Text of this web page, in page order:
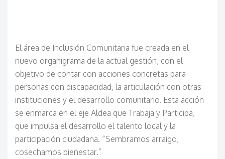
El área de Inclusión Comunitaria fue creada en el
nuevo organigrama de la actual gestión, con el
objetivo de contar con acciones concretas para
personas con discapacidad, la articulación con otras
instituciones y el desarrollo comunitario. Esta acción
se enmarca en el eje Aldea que Trabaja y Participa,
que impulsa el desarrollo el talento local y la
participación ciudadana. “Sembramos arraigo,
cosechamos bienestar.”